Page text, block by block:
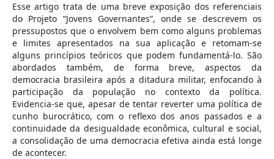
Esse artigo trata de uma breve exposição dos referenciais
do Projeto “Jovens Governantes”, onde se descrevem os
pressupostos que o envolvem bem como alguns problemas
e limites apresentados na sua aplicação e retomam-se
alguns princípios teóricos que podem fundamentá-lo. São
abordados também, de forma breve, aspectos da
democracia brasileira após a ditadura militar, enfocando à
participação da população no contexto da política.
Evidencia-se que, apesar de tentar reverter uma política de
cunho burocrático, com o reflexo dos anos passados e a
continuidade da desigualdade econômica, cultural e social,
a consolidação de uma democracia efetiva ainda está longe
de acontecer.